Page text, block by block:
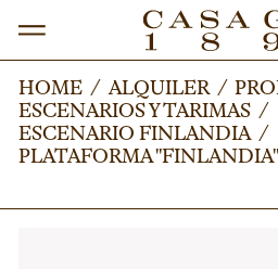
BUSCAR
HOME / ALQUILER /
ESCENARIOS Y TARIMAS /
ESCENARIO FINLANDIA /
PLATAFORMA
HOME / ALQUILER /
ESCENARIOS Y TARIMAS /
ESCENARIO FINLANDIA /
PLATAFORMA